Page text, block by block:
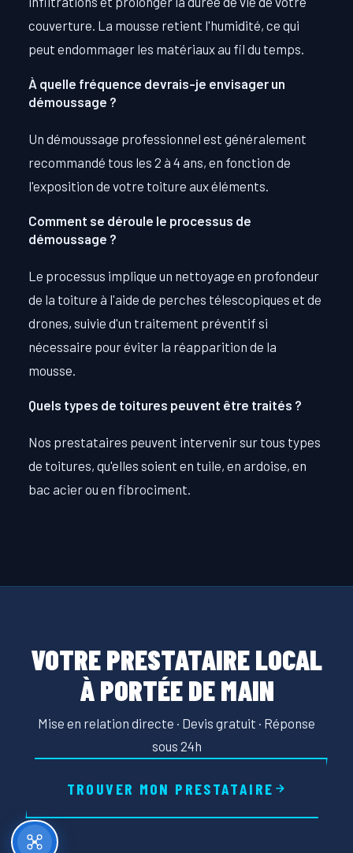
couverture. La mousse retient l'humidité, ce qui
peut endommager les matériaux au fil du temps.
À quelle fréquence devrais-je envisager un
démoussage ?
Un démoussage professionnel est généralement
recommandé tous les 2 à 4 ans, en fonction de
l'exposition de votre toiture aux éléments.
Comment se déroule le processus de
démoussage ?
Le processus implique un nettoyage en profondeur
de la toiture à l'aide de perches télescopiques et de
drones, suivie d'un traitement préventif si
nécessaire pour éviter la réapparition de la
mousse.
Quels types de toitures peuvent être traités ?
Nos prestataires peuvent intervenir sur tous types
de toitures, qu'elles soient en tuile, en ardoise, en
bac acier ou en fibrociment.
VOTRE PRESTATAIRE LOCAL
À PORTÉE DE MAIN
Mise en relation directe · Devis gratuit · Réponse
sous 24h
TROUVER MON PRESTATAIRE